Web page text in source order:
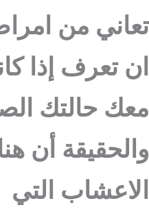
تعاني من
ان تعرف إذا
معك حالتك
والحقيقة أن
الاعشاب التي